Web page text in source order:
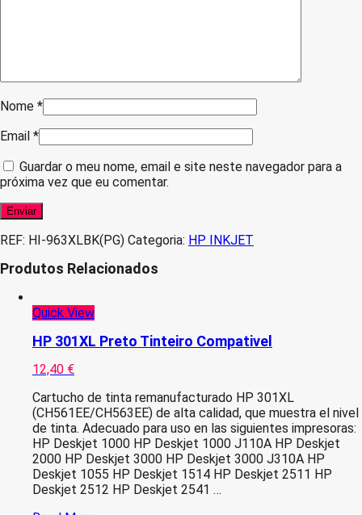
Nome *
Email *
Guardar o meu nome, email e site neste navegador para a
próxima vez que eu comentar.
REF: HI-963XLBK(PG) Categoria: HP INKJET
Produtos Relacionados
Quick View
HP 301XL Preto Tinteiro Compativel
12,40 €
Cartucho de tinta remanufacturado HP 301XL
(CH561EE/CH563EE) de alta calidad, que muestra el nivel
de tinta. Adecuado para uso en las siguientes impresoras:
HP Deskjet 1000 HP Deskjet 1000 J110A HP Deskjet
2000 HP Deskjet 3000 HP Deskjet 3000 J310A HP
Deskjet 1055 HP Deskjet 1514 HP Deskjet 2511 HP
Deskjet 2512 HP Deskjet 2541 …